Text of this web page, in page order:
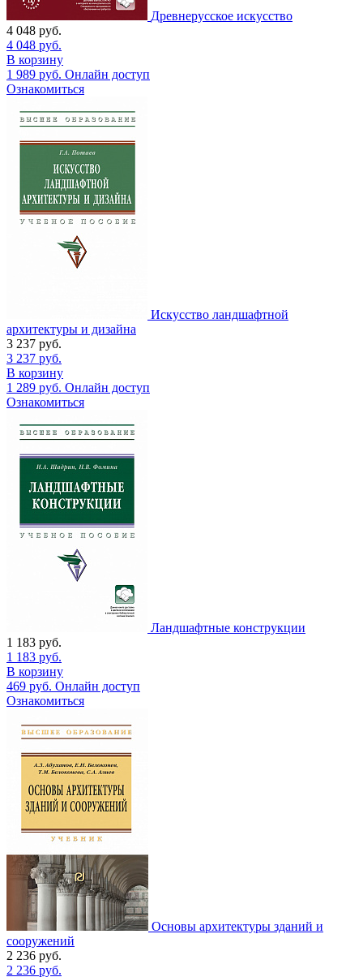
Древнерусское искусство
4 048 руб.
4 048 руб.
В корзину
1 989 руб. Онлайн доступ
Ознакомиться
Искусство ландшафтной
архитектуры и дизайна
3 237 руб.
3 237 руб.
В корзину
1 289 руб. Онлайн доступ
Ознакомиться
Ландшафтные конструкции
1 183 руб.
1 183 руб.
В корзину
469 руб. Онлайн доступ
Ознакомиться
Основы архитектуры зданий и
сооружений
2 236 руб.
2 236 руб.